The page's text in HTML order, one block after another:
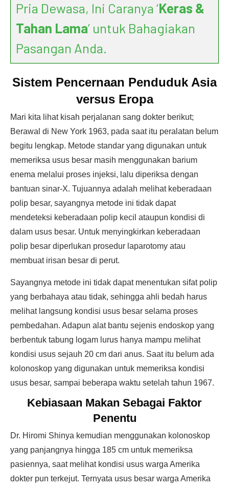
Pria Dewasa, Ini Caranya ‘Keras &
Tahan Lama’ untuk Bahagiakan
Pasangan Anda.
Sistem Pencernaan Penduduk Asia
versus Eropa
Mari kita lihat kisah perjalanan sang dokter berikut;
Berawal di New York 1963, pada saat itu peralatan belum
begitu lengkap. Metode standar yang digunakan untuk
memeriksa usus besar masih menggunakan barium
enema melalui proses injeksi, lalu diperiksa dengan
bantuan sinar-X. Tujuannya adalah melihat keberadaan
polip besar, sayangnya metode ini tidak dapat
mendeteksi keberadaan polip kecil ataupun kondisi di
dalam usus besar. Untuk menyingkirkan keberadaan
polip besar diperlukan prosedur laparotomy atau
membuat irisan besar di perut.
Sayangnya metode ini tidak dapat menentukan sifat polip
yang berbahaya atau tidak, sehingga ahli bedah harus
melihat langsung kondisi usus besar selama proses
pembedahan. Adapun alat bantu sejenis endoskop yang
berbentuk tabung logam lurus hanya mampu melihat
kondisi usus sejauh 20 cm dari anus. Saat itu belum ada
kolonoskop yang digunakan untuk memeriksa kondisi
usus besar, sampai beberapa waktu setelah tahun 1967.
Kebiasaan Makan Sebagai Faktor
Penentu
Dr. Hiromi Shinya kemudian menggunakan kolonoskop
yang panjangnya hingga 185 cm untuk memeriksa
pasiennya, saat melihat kondisi usus warga Amerika
dokter pun terkejut. Ternyata usus besar warga Amerika